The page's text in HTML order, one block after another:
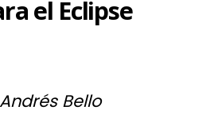
el Eclipse
Bello